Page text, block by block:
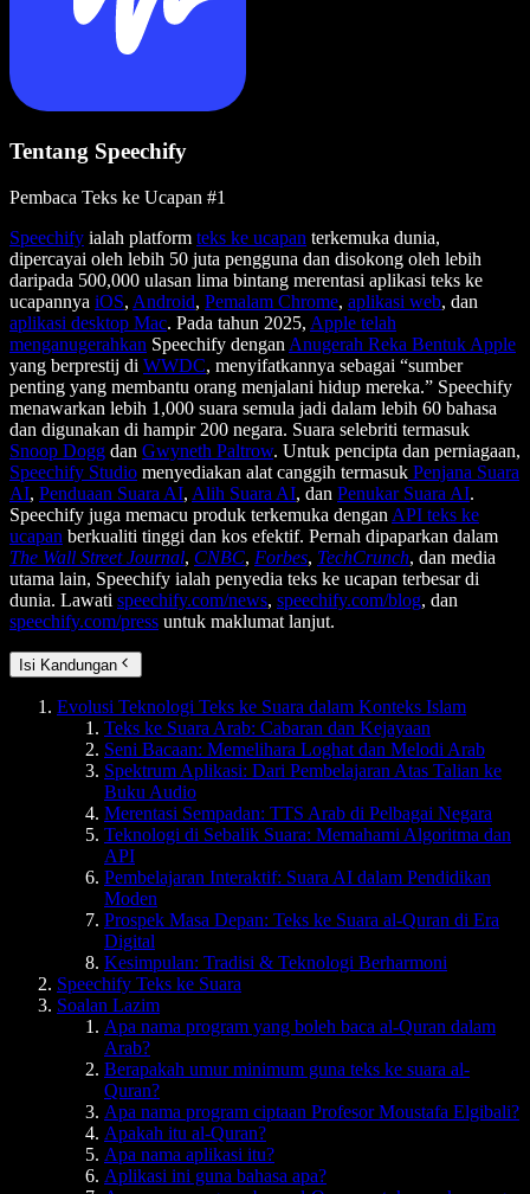
Tentang Speechify
Pembaca Teks ke Ucapan #1
Speechify ialah platform teks ke ucapan terkemuka dunia,
dipercayai oleh lebih 50 juta pengguna dan disokong oleh lebih
daripada 500,000 ulasan lima bintang merentasi aplikasi teks ke
ucapannya iOS, Android, Pemalam Chrome, aplikasi web, dan
aplikasi desktop Mac. Pada tahun 2025, Apple telah
menganugerahkan Speechify dengan Anugerah Reka Bentuk Apple
yang berprestij di WWDC, menyifatkannya sebagai “sumber
penting yang membantu orang menjalani hidup mereka.” Speechify
menawarkan lebih 1,000 suara semula jadi dalam lebih 60 bahasa
dan digunakan di hampir 200 negara. Suara selebriti termasuk
Snoop Dogg dan Gwyneth Paltrow. Untuk pencipta dan perniagaan,
Speechify Studio menyediakan alat canggih termasuk Penjana Suara
AI, Penduaan Suara AI, Alih Suara AI, dan Penukar Suara AI.
Speechify juga memacu produk terkemuka dengan API teks ke
ucapan berkualiti tinggi dan kos efektif. Pernah dipaparkan dalam
The Wall Street Journal, CNBC, Forbes, TechCrunch, dan media
utama lain, Speechify ialah penyedia teks ke ucapan terbesar di
dunia. Lawati speechify.com/news, speechify.com/blog, dan
speechify.com/press untuk maklumat lanjut.
Isi Kandungan
Evolusi Teknologi Teks ke Suara dalam Konteks Islam
Teks ke Suara Arab: Cabaran dan Kejayaan
Seni Bacaan: Memelihara Loghat dan Melodi Arab
Spektrum Aplikasi: Dari Pembelajaran Atas Talian ke
Buku Audio
Merentasi Sempadan: TTS Arab di Pelbagai Negara
Teknologi di Sebalik Suara: Memahami Algoritma dan
API
Pembelajaran Interaktif: Suara AI dalam Pendidikan
Moden
Prospek Masa Depan: Teks ke Suara al-Quran di Era
Digital
Kesimpulan: Tradisi & Teknologi Berharmoni
Speechify Teks ke Suara
Soalan Lazim
Apa nama program yang boleh baca al-Quran dalam
Arab?
Berapakah umur minimum guna teks ke suara al-
Quran?
Apa nama program ciptaan Profesor Moustafa Elgibali?
Apakah itu al-Quran?
Apa nama aplikasi itu?
Aplikasi ini guna bahasa apa?